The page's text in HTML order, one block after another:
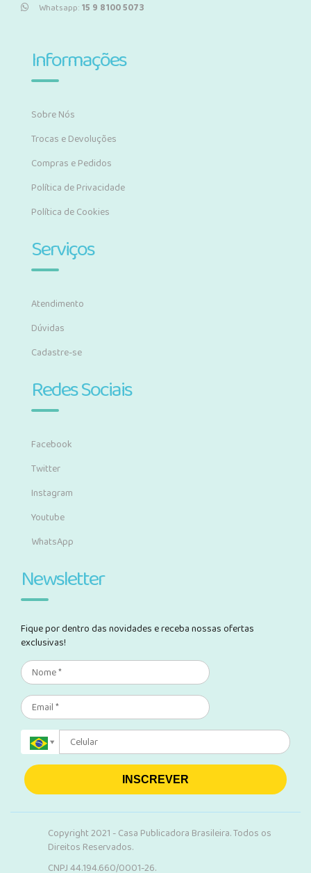
Whatsapp:15 9 8100 5073
Informações
Sobre Nós
Trocas e Devoluções
Compras e Pedidos
Política de Privacidade
Política de Cookies
Serviços
Atendimento
Dúvidas
Cadastre-se
Redes Sociais
Facebook
Twitter
Instagram
Youtube
WhatsApp
Newsletter
Fique por dentro das novidades e receba nossas ofertas
exclusivas!
INSCREVER
Copyright 2021 - Casa Publicadora Brasileira. Todos os
Direitos Reservados.
CNPJ 44.194.660/0001-26.